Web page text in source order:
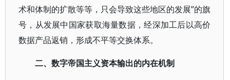
术和体制的扩散等等，只会导致这些地区的发展”的旗
号，从发展中国家获取海量数据，经深加工后以高价
数据产品返销，形成不平等交换体系。
二、数字帝国主义资本输出的内在机制